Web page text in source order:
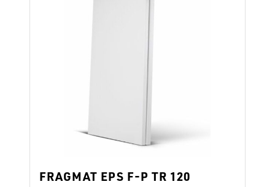
FRAGMAT EPS F-P TR 120